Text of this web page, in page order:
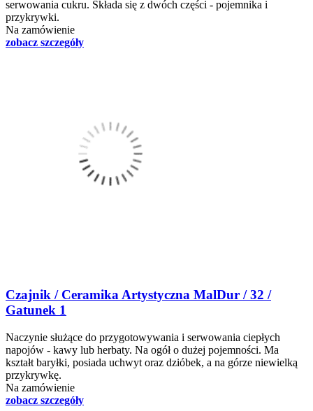
serwowania cukru. Składa się z dwóch części - pojemnika i
przykrywki.
Na zamówienie
zobacz szczegóły
Czajnik / Ceramika Artystyczna MalDur / 32 /
Gatunek 1
Naczynie służące do przygotowywania i serwowania ciepłych
napojów - kawy lub herbaty. Na ogół o dużej pojemności. Ma
kształt baryłki, posiada uchwyt oraz dzióbek, a na górze niewielką
przykrywkę.
Na zamówienie
zobacz szczegóły